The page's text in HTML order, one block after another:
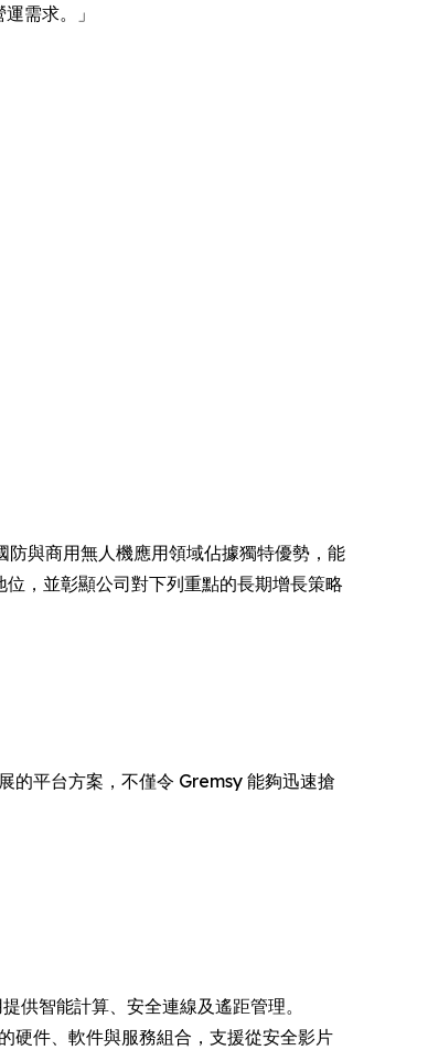
需求。」
與商用無人機應用領域佔據獨特優勢，能
，並彰顯公司對下列重點的長期增長策略
的平台方案，不僅令 Gremsy 能夠迅速搶
智能計算、安全連線及遙距管理。
硬件、軟件與服務組合，支援從安全影片